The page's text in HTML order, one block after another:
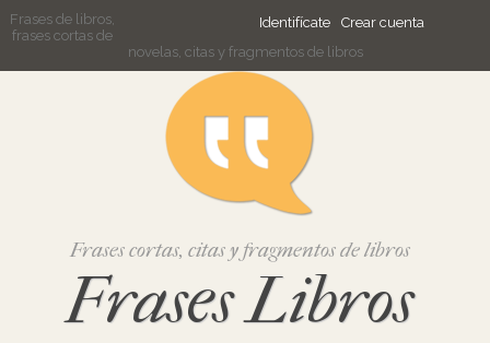
Identifícate Crear cuenta
Frases de libros,
frases cortas de
novelas, citas y fragmentos de libros
Frases cortas, citas y fragmentos de libros
Frases Libros